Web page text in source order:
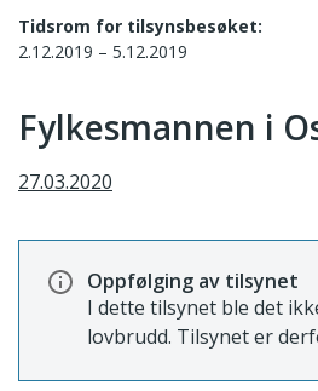
Tidsrom for tilsynsbesøket:
2.12.2019 – 5.12.2019
Fylkesmannen i
27.03.2020
Oppfølging av tilsynet
I dette tilsynet ble det
lovbrudd. Tilsynet er